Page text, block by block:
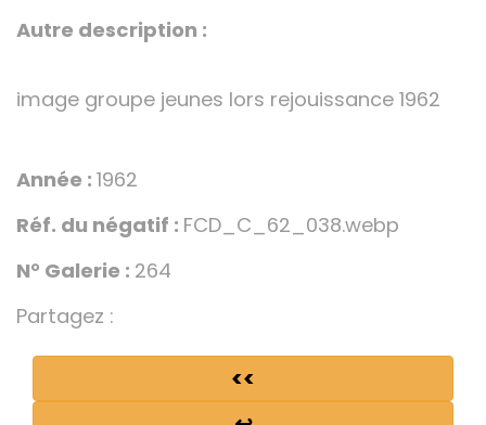
Autre description :
image groupe jeunes lors rejouissance 1962
Année : 1962
Réf. du négatif : FCD_C_62_038.webp
N° Galerie : 264
Partagez :
<<